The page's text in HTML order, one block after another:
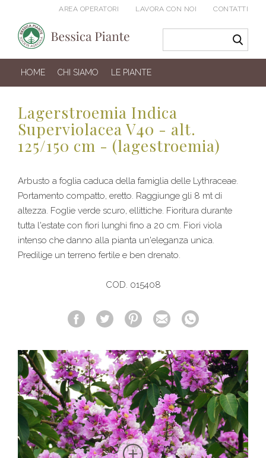
AREA OPERATORI LAVORA CON NOI CONTATTI
HOME CHI SIAMO LE PIANTE
Lagerstroemia Indica
Superviolacea V40 - alt.
125/150 cm - (lagestroemia)
Arbusto a foglia caduca della famiglia delle Lythraceae.
Portamento compatto, eretto. Raggiunge gli 8 mt di
altezza. Foglie verde scuro, ellittiche. Fioritura durante
tutta l'estate con fiori lunghi fino a 20 cm. Fiori viola
intenso che danno alla pianta un'eleganza unica.
Predilige un terreno fertile e ben drenato.
COD. 015408